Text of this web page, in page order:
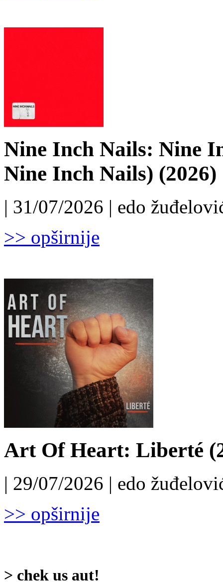
Nine Inch Nails: Nine
Nine Inch Nails) (2026)
| 31/07/2026 | edo
>> opširnije
Art Of Heart: Liberté
| 29/07/2026 | edo
>> opširnije
> chek us aut!